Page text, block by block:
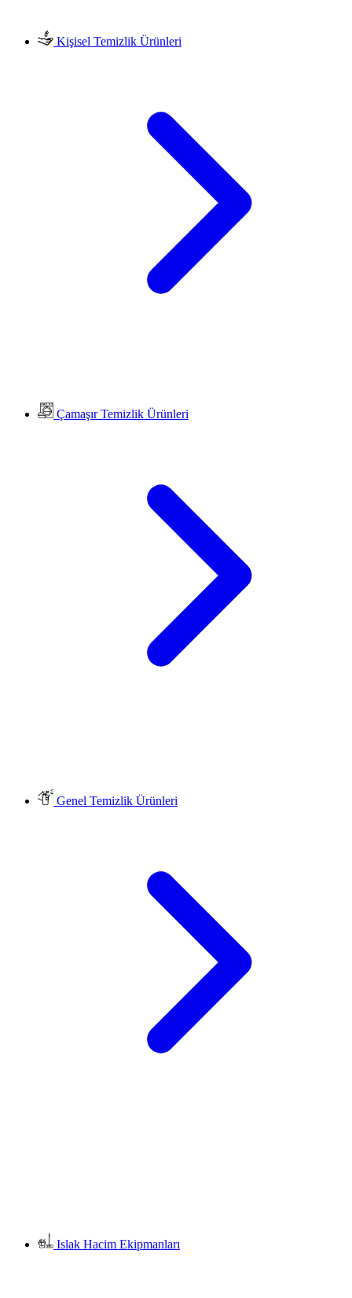
Kişisel Temizlik Ürünleri
Çamaşır Temizlik Ürünleri
Genel Temizlik Ürünleri
Islak Hacim Ekipmanları